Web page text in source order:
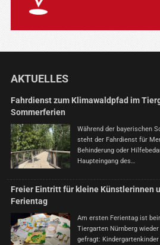
AKTUELLES
Fahrdienst zum Klimawaldpfad im
Sommerferien
Während der bayerischen
steht der Fahrdienst für
Behinderung oder
Haupteingang des…
Freier Eintritt für kleine Künstlerinnen
Ferientag
Am ersten Ferientag ist
Tiergarten Nürnberg
gefragt: